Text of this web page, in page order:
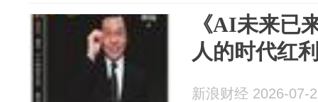
《AI未来已
人的时代红
新浪财经 2026-07-